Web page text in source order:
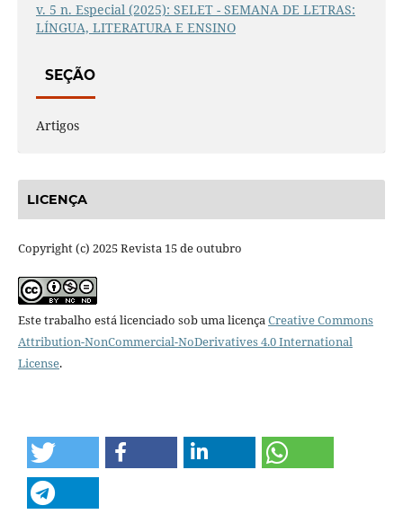
v. 5 n. Especial (2025): SELET - SEMANA DE LETRAS:
LÍNGUA, LITERATURA E ENSINO
SEÇÃO
Artigos
LICENÇA
Copyright (c) 2025 Revista 15 de outubro
Este trabalho está licenciado sob uma licençaCreative Commons
Attribution-NonCommercial-NoDerivatives 4.0 International
License.